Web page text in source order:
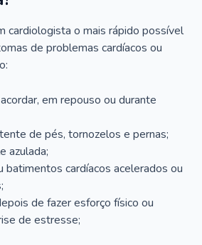
cardiologista o mais rápido possível
de problemas cardíacos ou
em repouso ou durante
de pés, tornozelos e pernas;
azulada;
batimentos cardíacos acelerados ou
de fazer esforço físico ou
de estresse;